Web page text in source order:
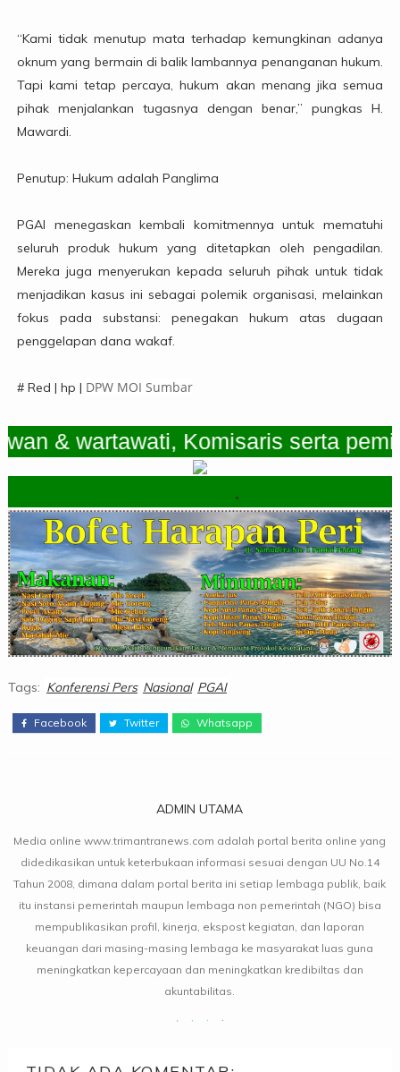
“Kami tidak menutup mata terhadap kemungkinan adanya
oknum yang bermain di balik lambannya penanganan hukum.
Tapi kami tetap percaya, hukum akan menang jika semua
pihak menjalankan tugasnya dengan benar,” pungkas H.
Mawardi.
Penutup: Hukum adalah Panglima
PGAI menegaskan kembali komitmennya untuk mematuhi
seluruh produk hukum yang ditetapkan oleh pengadilan.
Mereka juga menyerukan kepada seluruh pihak untuk tidak
menjadikan kasus ini sebagai polemik organisasi, melainkan
fokus pada substansi: penegakan hukum atas dugaan
penggelapan dana wakaf.
# Red | hp | DPW MOI Sumbar
& wartawati, Komisaris serta
Tags: Konferensi Pers Nasional PGAI
Facebook Twitter Whatsapp
ADMIN UTAMA
Media online www.trimantranews.com adalah portal berita online yang
didedikasikan untuk keterbukaan informasi sesuai dengan UU No.14
Tahun 2008, dimana dalam portal berita ini setiap lembaga publik, baik
itu instansi pemerintah maupun lembaga non pemerintah (NGO) bisa
mempublikasikan profil, kinerja, ekspost kegiatan, dan laporan
keuangan dari masing-masing lembaga ke masyarakat luas guna
meningkatkan kepercayaan dan meningkatkan kredibiltas dan
akuntabilitas.